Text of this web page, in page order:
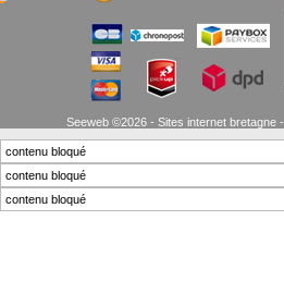
Seeweb ©2026 - Sites internet bretagne -
contenu bloqué
contenu bloqué
contenu bloqué